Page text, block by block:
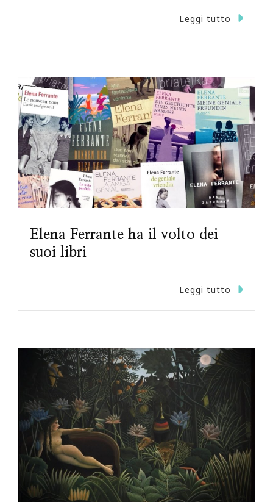
Leggi tutto
Elena Ferrante ha il volto dei
suoi libri
Leggi tutto